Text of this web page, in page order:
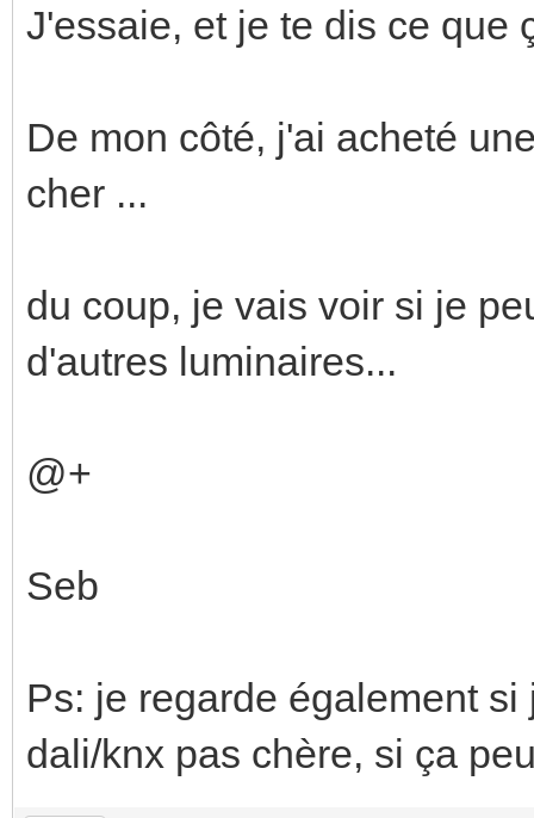
J'essaie, et je te dis ce que
De mon côté, j'ai acheté
cher ...
du coup, je vais voir si je
d'autres luminaires...
@+
Seb
Ps: je regarde également
dali/knx pas chère, si ça